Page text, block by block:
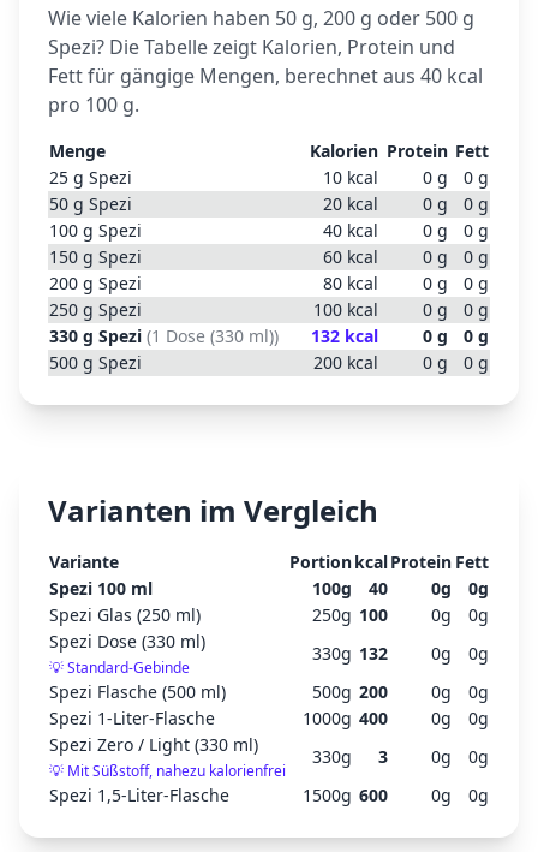
Wie viele Kalorien haben 50 g, 200 g oder 500 g
Spezi? Die Tabelle zeigt Kalorien, Protein und
Fett für gängige Mengen, berechnet aus 40 kcal
pro 100 g.
Menge Kalorien Protein Fett
25 g Spezi 10 kcal 0 g 0 g
50 g Spezi 20 kcal 0 g 0 g
100 g Spezi 40 kcal 0 g 0 g
150 g Spezi 60 kcal 0 g 0 g
200 g Spezi 80 kcal 0 g 0 g
250 g Spezi 100 kcal 0 g 0 g
330 g Spezi (1 Dose (330 ml)) 132 kcal 0 g 0 g
500 g Spezi 200 kcal 0 g 0 g
Varianten im Vergleich
Variante PortionkcalProtein Fett
Spezi 100 ml
100g 40 0g 0g
Spezi Glas (250 ml)
250g 100 0g 0g
Spezi Dose (330 ml)
💡Standard-Gebinde
330g 132 0g 0g
Spezi Flasche (500 ml)
500g 200 0g 0g
Spezi 1-Liter-Flasche
1000g 400 0g 0g
Spezi Zero / Light (330 ml)
💡 Mit Süßstoff, nahezu kalorienfrei
330g 3 0g 0g
Spezi 1,5-Liter-Flasche
1500g 600 0g 0g